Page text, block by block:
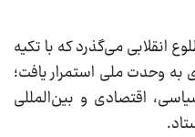
انقلابی می‌گذرد که با تکیه
به وحدت ملی استمرار یافت؛
اقتصادی و بین‌المللی